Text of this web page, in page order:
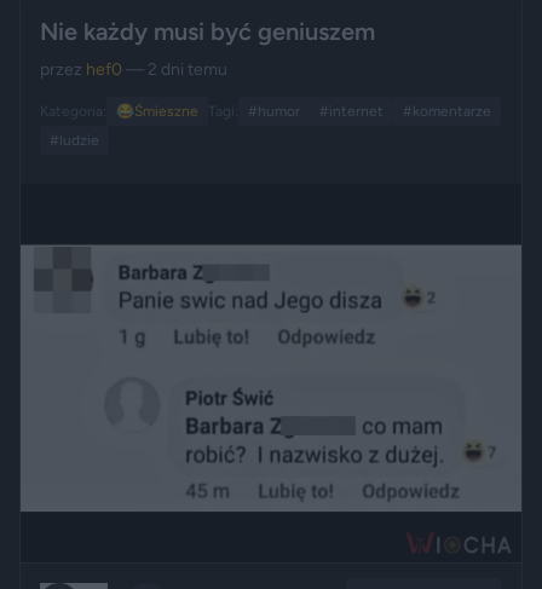
Nie każdy musi być geniuszem
przez hef0 — 2 dni temu
Kategoria: 😂Śmieszne Tagi: #humor #internet
#komentarze
#ludzie